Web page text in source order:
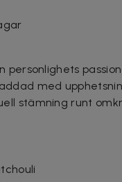
personlighets
med
stämning runt